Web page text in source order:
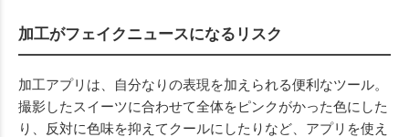
加工がフェイクニュースになるリスク
加工アプリは、自分なりの表現を加えられる便利なツール。
撮影したスイーツに合わせて全体をピンクがかった色にした
り、反対に色味を抑えてクールにしたりなど、アプリを使え